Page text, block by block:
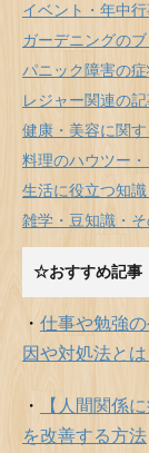
イベント・年中
ガーデニングの
パニック障害の
レジャー関連の
健康・美容に関
料理のハウツー
生活に役立つ知
雑学・豆知識・
☆おすすめ記事
・ 仕事や勉強
因や対処法とは
・
【人間関係
を改善する方法